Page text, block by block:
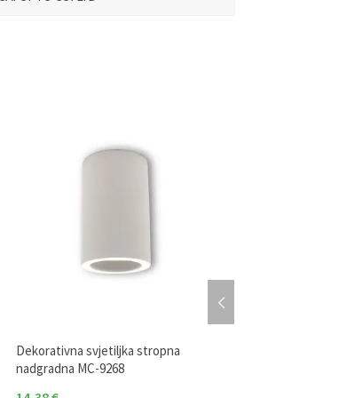
Dekorativna svjetiljka stropna
nadgradna MC-9268